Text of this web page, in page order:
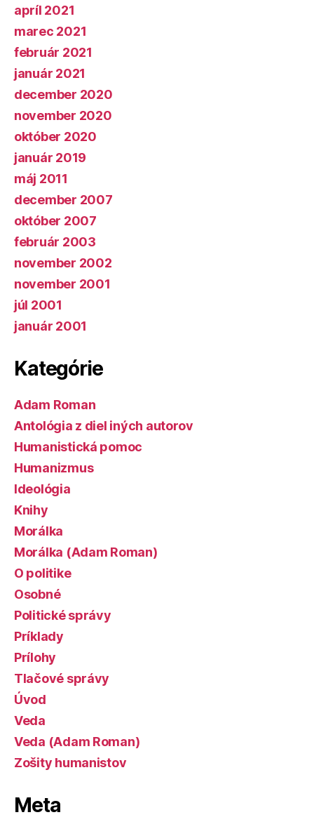
apríl 2021
marec 2021
február 2021
január 2021
december 2020
november 2020
október 2020
január 2019
máj 2011
december 2007
október 2007
február 2003
november 2002
november 2001
júl 2001
január 2001
Kategórie
Adam Roman
Antológia z diel iných autorov
Humanistická pomoc
Humanizmus
Ideológia
Knihy
Morálka
Morálka (Adam Roman)
O politike
Osobné
Politické správy
Príklady
Prílohy
Tlačové správy
Úvod
Veda
Veda (Adam Roman)
Zošity humanistov
Meta